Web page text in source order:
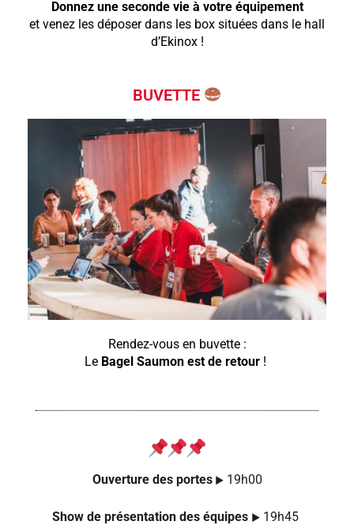
Donnez une seconde vie à votre équipement
et venez les déposer dans les box situées dans le hall
d’Ekinox !
BUVETTE
Rendez-vous en buvette :
Le Bagel Saumon est de retour !
Ouverture des portes ► 19h00
Show de présentation des équipes ► 19h45